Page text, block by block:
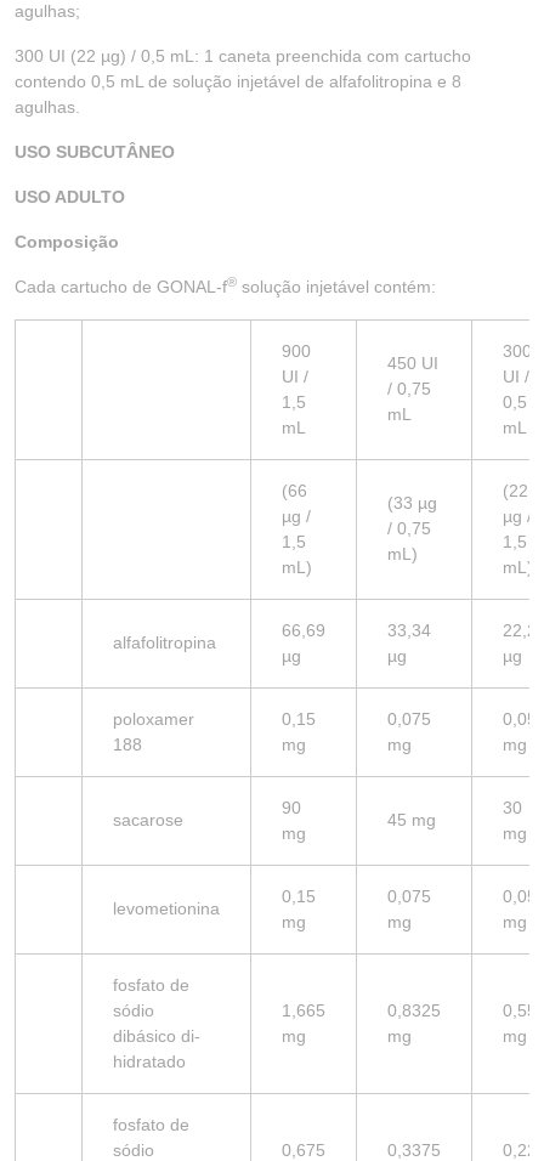
agulhas;
300 UI (22 µg) / 0,5 mL: 1 caneta preenchida com cartucho
contendo 0,5 mL de solução injetável de alfafolitropina e 8
agulhas.
USO SUBCUTÂNEO
USO ADULTO
Composição
Cada cartucho de GONAL-f® solução injetável contém:
900
UI /
1,5
mL
450 UI
/ 0,75
mL
300
UI /
0,5
mL
(66
µg /
1,5
mL)
(33 µg
/ 0,75
mL)
(22
µg /
1,5
mL)
alfafolitropina
66,69
µg
33,34
µg
µg
poloxamer
188
0,15
mg
0,075
mg
0,05
mg
sacarose
90
mg
45 mg
30
mg
levometionina
0,15
mg
0,075
mg
0,05
mg
fosfato de
sódio
dibásico di-
hidratado
1,665
mg
0,8325
mg
mg
fosfato de
sódio
0,675
0,3375